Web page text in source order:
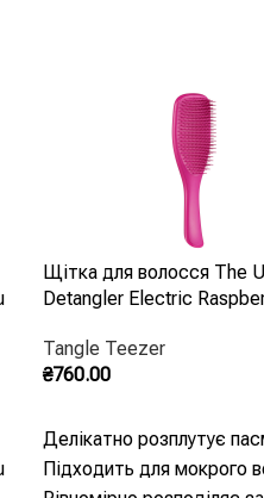
Щітка для волосся The
Detangler Electric
Tangle Teezer
₴760.00
Делікатно розплутує
Підходить для мокрого